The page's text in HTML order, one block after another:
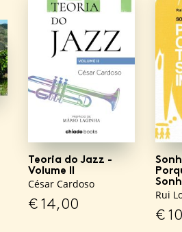
Teoria do Jazz -
Volume II
César Cardoso
€14,00
Rui
€